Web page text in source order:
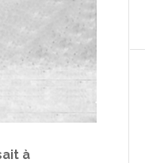
à